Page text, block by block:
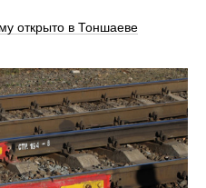
открыто в Тоншаеве